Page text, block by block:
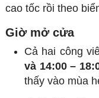
cao tốc rồi theo
Giờ mở cửa
Cả hai công
và 14:00 –
thấy vào mùa